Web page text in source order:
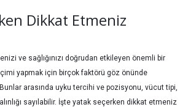
Dikkat Etmeniz
ve sağlığınızı doğrudan etkileyen önemli bir
yapmak için birçok faktörü göz önünde
arasında uyku tercihi ve pozisyonu, vücut tipi,
sayılabilir. İşte yatak seçerken dikkat etmeniz